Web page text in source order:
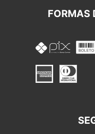
FORMAS